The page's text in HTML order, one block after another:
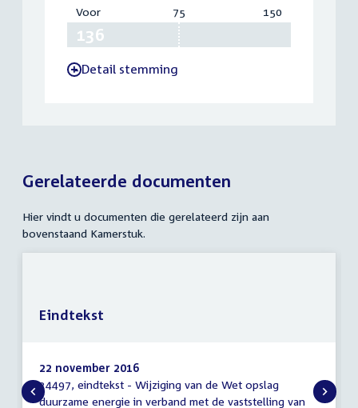
Voor:
136
75 150
-Detail stemming
Gerelateerde documenten
Hier vindt u documenten die gerelateerd zijn aan
bovenstaand Kamerstuk.
Eindtekst
22 november 2016
34497, eindtekst - Wijziging van de Wet opslag
duurzame energie in verband met de vaststelling van
Eindtekst